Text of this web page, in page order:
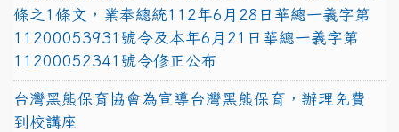
條之1條文，業奉總統112年6月28日華總一義字第
11200053931號令及本年6月21日華總一義字第
11200052341號令修正公布
台灣黑熊保育協會為宣導台灣黑熊保育，辦理免費
到校講座